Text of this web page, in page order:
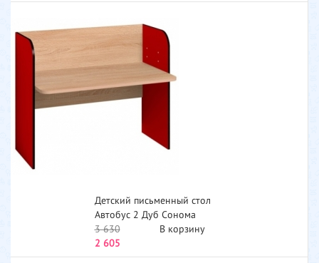
Детский письменный стол
Автобус 2 Дуб Сонома
Красный...
3 630
2 605
В корзину